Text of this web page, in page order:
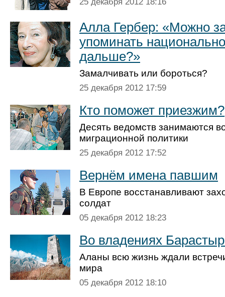
Алла Гербер: «Можно
упоминать
дальше?»
Замалчивать или бороться?
25 декабря 2012 17:59
Кто поможет приезжим?
Десять ведомств занимаются
миграционной политики
25 декабря 2012 17:52
Вернём имена павшим
В Европе восстанавливают
солдат
05 декабря 2012 18:23
Во владениях
Аланы всю жизнь ждали
мира
05 декабря 2012 18:10